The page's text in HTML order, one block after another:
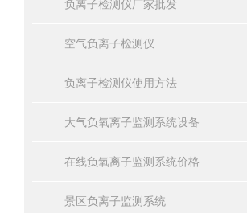
负离子检测仪厂家批发
空气负离子检测仪
负离子检测仪使用方法
大气负氧离子监测系统设备
在线负氧离子监测系统价格
景区负离子监测系统